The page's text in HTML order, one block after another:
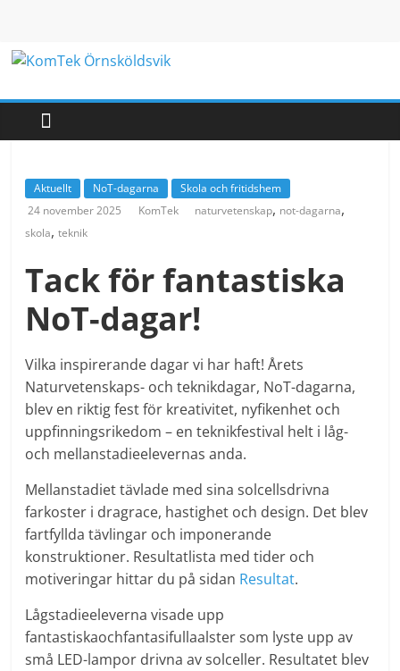
innehåll
KomTek
Örnsköldsvik
för
barn
och
Aktuellt NoT-dagarna
Skola och fritidshem
24 november 2025
KomTek naturvetenskap, not-dagarna,
skola,teknik
Tack för fantastiska
NoT-dagar!
Vilka inspirerande dagar vi har haft! Årets
Naturvetenskaps- och teknikdagar, NoT-dagarna,
blev en riktig fest för kreativitet, nyfikenhet och
uppfinningsrikedom – en teknikfestival helt i låg-
och mellanstadieelevernas anda.
Mellanstadiet tävlade med sina solcellsdrivna
farkoster i dragrace, hastighet och design. Det blev
fartfyllda tävlingar och imponerande
konstruktioner. Resultatlista med tider och
motiveringar hittar du på sidan Resultat.
Lågstadieeleverna visade upp
fantastiskaochfantasifullaalster som lyste upp av
små LED-lampor drivna av solceller. Resultatet blev